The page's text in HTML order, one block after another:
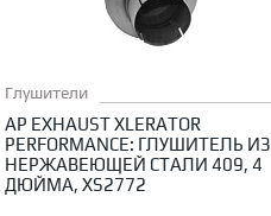
Глушители
AP EXHAUST XLERATOR
PERFORMANCE: ГЛУШИТЕЛЬ ИЗ
НЕРЖАВЕЮЩЕЙ СТАЛИ 409, 4
ДЮЙМА, XS2772